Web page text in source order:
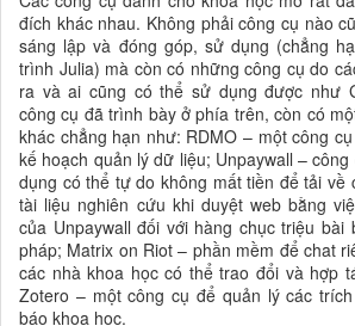
đích khác nhau. Không phải công cụ nào
sáng lập và đóng góp, sử dụng (chẳng
trình Julia) mà còn có những công cụ do
ra và ai cũng có thể sử dụng được như
công cụ đã trình bày ở phía trên, còn có
khác chẳng hạn như: RDMO – một công
kế hoạch quản lý dữ liệu; Unpaywall –
dụng có thể tự do không mất tiền để tải về
tài liệu nghiên cứu khi duyệt web bằng
của Unpaywall đối với hàng chục triệu bài
pháp; Matrix on Riot – phần mềm để chat
các nhà khoa học có thể trao đổi và hợp
Zotero – một công cụ để quản lý các
báo khoa học.